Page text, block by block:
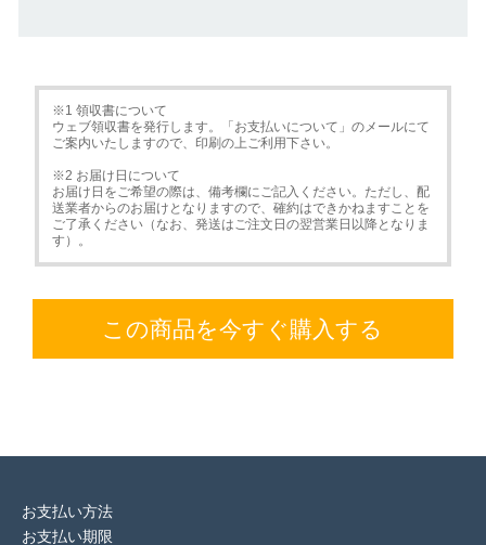
※1 領収書について
ウェブ領収書を発行します。「お支払いについて」のメールにて
ご案内いたしますので、印刷の上ご利用下さい。
※2 お届け日について
お届け日をご希望の際は、備考欄にご記入ください。ただし、配
送業者からのお届けとなりますので、確約はできかねますことを
ご了承ください（なお、発送はご注文日の翌営業日以降となりま
す）。
この商品を今すぐ購入する
お支払い方法
お支払い期限